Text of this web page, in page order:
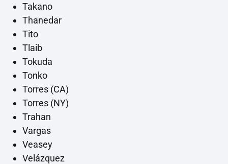
Takano
Thanedar
Tito
Tlaib
Tokuda
Tonko
Torres (CA)
Torres (NY)
Trahan
Vargas
Veasey
Velázquez